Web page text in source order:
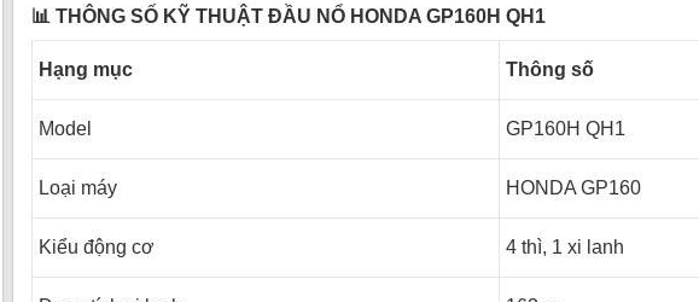
📊 THÔNG SỐ KỸ THUẬT ĐẦU NỔ HONDA GP160H QH1
Hạng mục Thông số
Model GP160H QH1
Loại máy HONDA GP160
Kiểu động cơ 4 thì, 1 xi lanh